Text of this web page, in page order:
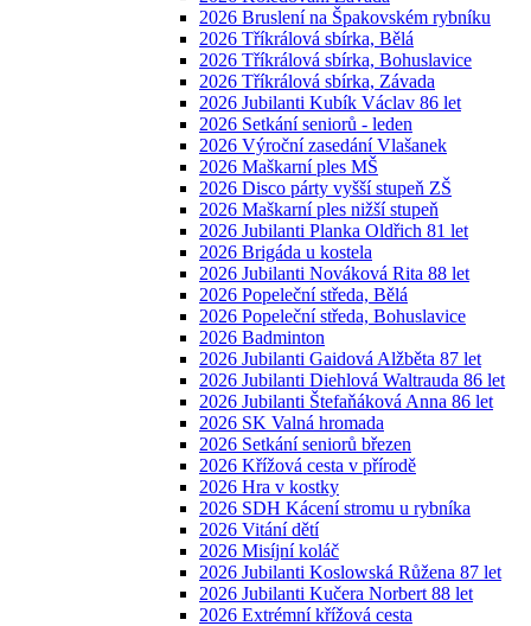
2026 Bruslení na Špakovském rybníku
2026 Tříkrálová sbírka, Bělá
2026 Tříkrálová sbírka, Bohuslavice
2026 Tříkrálová sbírka, Závada
2026 Jubilanti Kubík Václav 86 let
2026 Setkání seniorů - leden
2026 Výroční zasedání Vlašanek
2026 Maškarní ples MŠ
2026 Disco párty vyšší stupeň ZŠ
2026 Maškarní ples nižší stupeň
2026 Jubilanti Planka Oldřich 81 let
2026 Brigáda u kostela
2026 Jubilanti Nováková Rita 88 let
2026 Popeleční středa, Bělá
2026 Popeleční středa, Bohuslavice
2026 Badminton
2026 Jubilanti Gaidová Alžběta 87 let
2026 Jubilanti Diehlová Waltrauda 86 let
2026 Jubilanti Štefaňáková Anna 86 let
2026 SK Valná hromada
2026 Setkání seniorů březen
2026 Křížová cesta v přírodě
2026 Hra v kostky
2026 SDH Kácení stromu u rybníka
2026 Vitání dětí
2026 Misíjní koláč
2026 Jubilanti Koslowská Růžena 87 let
2026 Jubilanti Kučera Norbert 88 let
2026 Extrémní křížová cesta